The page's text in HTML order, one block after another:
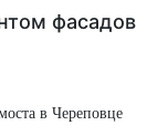
фасадов